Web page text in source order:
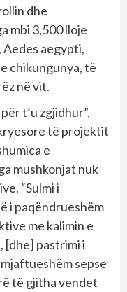
dhe
mbi 3,500 lloje
Aedes aegypti,
chikungunya, të
në vit.
t’u zgjidhur”,
të projektit
e
mushkonjat nuk
“Sulmi i
i paqëndrueshëm
me kalimin e
[dhe] pastrimi i
sepse
të gjitha vendet